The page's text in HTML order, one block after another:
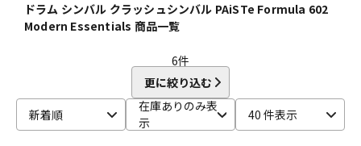
ベース ウクレレ
ドラム シンバル クラッシュシンバル PAiSTe Formula 602
Modern Essentials 商品一覧
6件
更に絞り込む
新着順
在庫ありのみ表
示
40 件表示